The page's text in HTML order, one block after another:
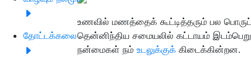
தோட்டக்கலை
உணவில் மணத்தைக் கூட்டித்தரும் பல
தென்னிந்திய சமையலில் கட்டாயம்
நன்மைகள் நம் உடலுக்குக் கிடைக்கின்றன.